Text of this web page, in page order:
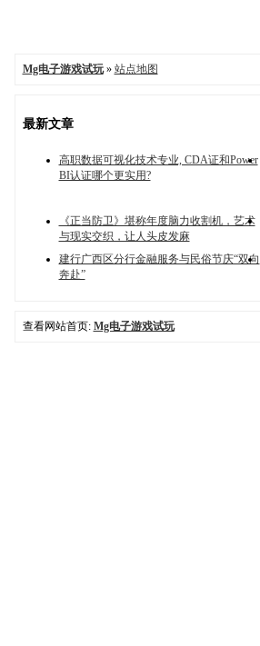
Mg电子游戏试玩» 站点地图
最新文章
高职数据可视化技术专业, CDA证和Power
BI认证哪个更实用?
《正当防卫》堪称年度脑力收割机，艺术
与现实交织，让人头皮发麻
建行广西区分行金融服务与民俗节庆“双向
奔赴”
查看网站首页: Mg电子游戏试玩